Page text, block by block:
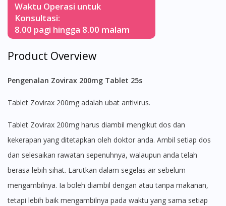
Waktu Operasi untuk
Konsultasi:
8.00 pagi hingga 8.00 malam
Product Overview
Pengenalan Zovirax 200mg Tablet 25s
Tablet Zovirax 200mg adalah ubat antivirus.
Tablet Zovirax 200mg harus diambil mengikut dos dan
kekerapan yang ditetapkan oleh doktor anda. Ambil setiap dos
dan selesaikan rawatan sepenuhnya, walaupun anda telah
berasa lebih sihat. Larutkan dalam segelas air sebelum
mengambilnya. Ia boleh diambil dengan atau tanpa makanan,
tetapi lebih baik mengambilnya pada waktu yang sama setiap